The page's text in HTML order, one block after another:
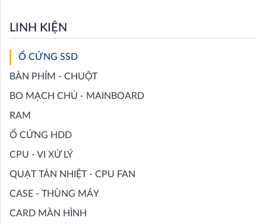
LINH KIỆN
Ổ CỨNG SSD
BÀN PHÍM - CHUỘT
BO MẠCH CHỦ - MAINBOARD
RAM
Ổ CỨNG HDD
CPU - VI XỬ LÝ
QUẠT TẢN NHIỆT - CPU FAN
CASE - THÙNG MÁY
CARD MÀN HÌNH